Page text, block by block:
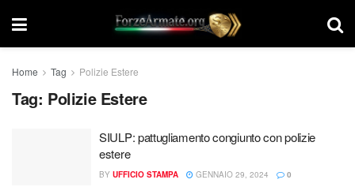
Home Tag Polizie Estere
Tag: Polizie Estere
SIULP: pattugliamento congiunto con polizie
estere
BY UFFICIO STAMPA GENNAIO 29, 2024 0